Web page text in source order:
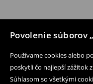
Povolenie súborov
Používame cookies alebo
poskytli čo najlepší zážitok
Súhlasom so všetkými